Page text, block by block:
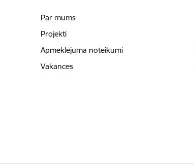
Par mums
Projekti
Apmeklējuma noteikumi
Vakances